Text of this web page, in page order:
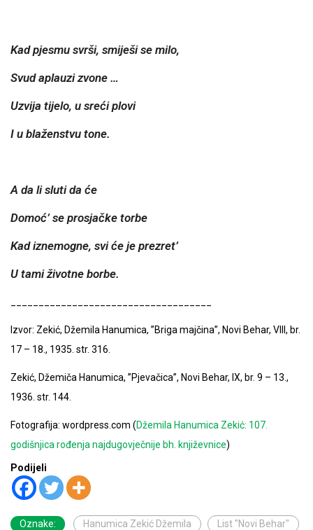
Kad pjesmu svrši, smiješi se milo,
Svud aplauzi zvone …
Uzvija tijelo, u sreći plovi
I u blaženstvu tone.
A da li sluti da će
Domoć’ se prosjačke torbe
Kad iznemogne, svi će je prezret’
U tami životne borbe.
Izvor: Zekić, Džemila Hanumica, ”Briga majčina”, Novi Behar, VIII, br.
17 – 18., 1935. str. 316.
Zekić, Džemiča Hanumica, ”Pjevačica”, Novi Behar, IX, br. 9 – 13.,
1936. str. 144.
Fotografija: wordpress.com (Džemila Hanumica Zekić: 107.
godišnjica rođenja najdugovječnije bh. književnice)
Podijeli
Oznake: Hanumica Zekić Džemila List "Novi Behar"